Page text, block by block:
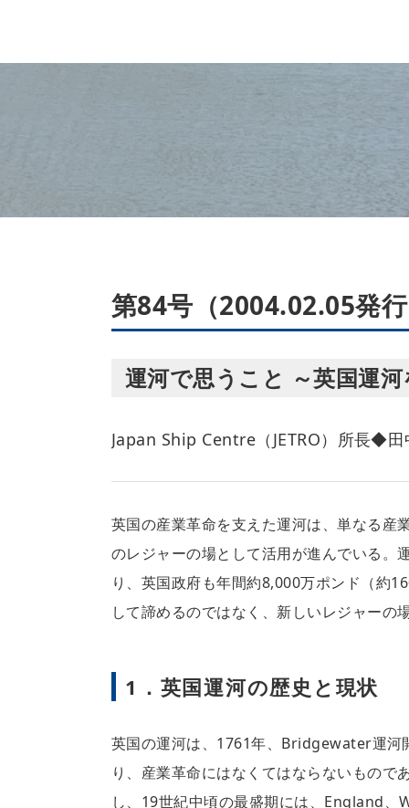
第84号（2004.02.05発
運河で思うこと ～英国運
Japan Ship Centre（JETRO）所長◆
英国の産業革命を支えた運河は、単なる産
のレジャーの場として活用が進んでいる。
り、英国政府も年間約8,000万ポンド（約
して諦めるのではなく、新しいレジャーの
1．英国運河の歴史と現状
英国の運河は、1761年、Bridgewater運河
り、産業革命にはなくてはならないもの
し、19世紀中頃の最盛期には、England